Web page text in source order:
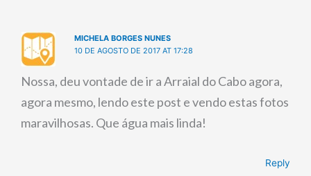
MICHELA BORGES NUNES
10 DE AGOSTO DE 2017 AT 17:28
Nossa, deu vontade de ir a Arraial do Cabo agora,
agora mesmo, lendo este post e vendo estas fotos
maravilhosas. Que água mais linda!
Reply